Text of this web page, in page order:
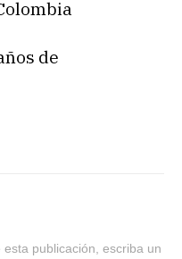
de
publicación, escriba un